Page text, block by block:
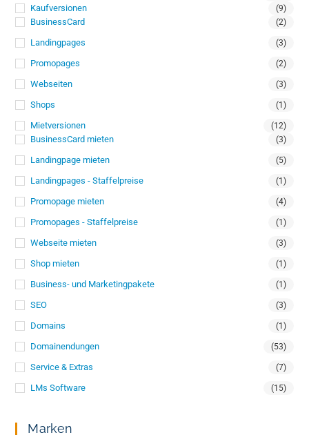
Kaufversionen (9)
BusinessCard (2)
Landingpages (3)
Promopages (2)
Webseiten (3)
Shops (1)
Mietversionen (12)
BusinessCard mieten (3)
Landingpage mieten (5)
Landingpages - Staffelpreise (1)
Promopage mieten (4)
Promopages - Staffelpreise (1)
Webseite mieten (3)
Shop mieten (1)
Business- und Marketingpakete (1)
SEO (3)
Domains (1)
Domainendungen (53)
Service & Extras (7)
LMs Software (15)
Marken